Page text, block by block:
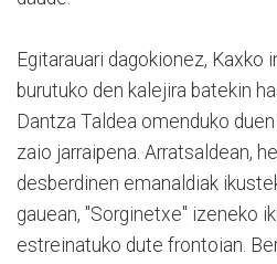
Egitarauari dagokionez, Kaxko
burutuko den kalejira batekin
Dantza Taldea omenduko
zaio jarraipena. Arratsaldean,
desberdinen emanaldiak
gauean, "Sorginetxe" izeneko
estreinatuko dute frontoian.